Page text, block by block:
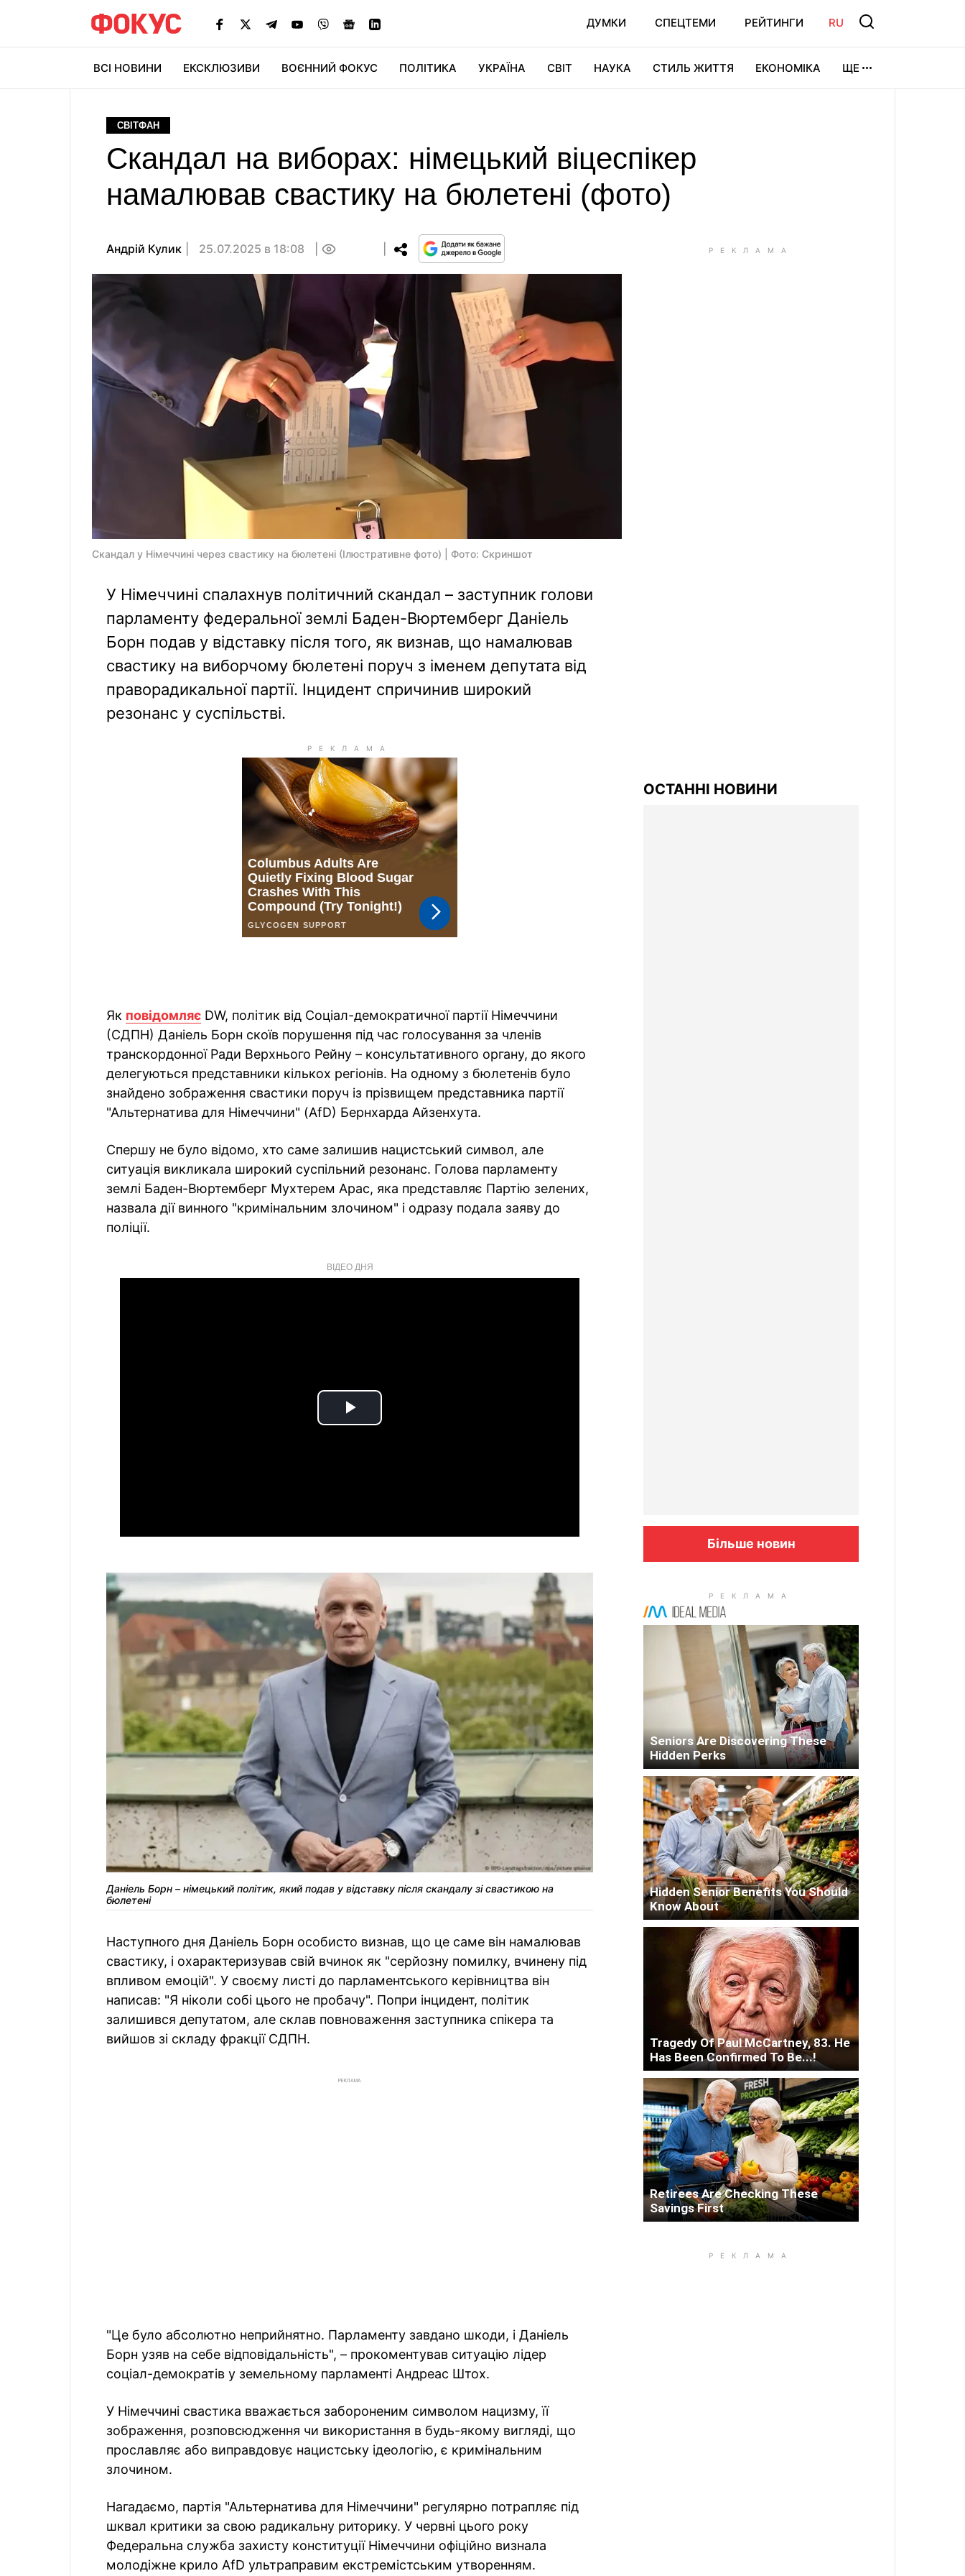
ДУМКИ СПЕЦТЕМИ РЕЙТИНГИ RU
ВСІ НОВИНИ ЕКСКЛЮЗИВИ ВОЄННИЙ ФОКУС ПОЛІТИКА УКРАЇНА СВІТ НАУКА СТИЛЬ ЖИТТЯ ЕКОНОМІКА ЩЕ
СВІТФАН
Скандал на виборах: німецький віцеспікер
намалював свастику на бюлетені (фото)
Андрій Кулик 25.07.2025 в 18:08
Скандал у Німеччині через свастику на бюлетені (Ілюстративне фото) | Фото: Скриншот
У Німеччині спалахнув політичний скандал – заступник голови
парламенту федеральної землі Баден-Вюртемберг Даніель
Борн подав у відставку після того, як визнав, що намалював
свастику на виборчому бюлетені поруч з іменем депутата від
праворадикальної партії. Інцидент спричинив широкий
резонанс у суспільстві.
Як повідомляє DW, політик від Соціал-демократичної партії Німеччини
(СДПН) Даніель Борн скоїв порушення під час голосування за членів
транскордонної Ради Верхнього Рейну – консультативного органу, до якого
делегуються представники кількох регіонів. На одному з бюлетенів було
знайдено зображення свастики поруч із прізвищем представника партії
"Альтернатива для Німеччини" (AfD) Бернхарда Айзенхута.
Спершу не було відомо, хто саме залишив нацистський символ, але
ситуація викликала широкий суспільний резонанс. Голова парламенту
землі Баден-Вюртемберг Мухтерем Арас, яка представляє Партію зелених,
назвала дії винного "кримінальним злочином" і одразу подала заяву до
поліції.
ВІДЕО ДНЯ
Play
Даніель Борн – німецький політик, який подав у відставку після скандалу зі свастикою на
бюлетені
Наступного дня Даніель Борн особисто визнав, що це саме він намалював
свастику, і охарактеризував свій вчинок як "серйозну помилку, вчинену під
впливом емоцій". У своєму листі до парламентського керівництва він
написав: "Я ніколи собі цього не пробачу". Попри інцидент, політик
залишився депутатом, але склав повноваження заступника спікера та
вийшов зі складу фракції СДПН.
РЕКЛАМА
"Це було абсолютно неприйнятно. Парламенту завдано шкоди, і Даніель
Борн узяв на себе відповідальність", – прокоментував ситуацію лідер
соціал-демократів у земельному парламенті Андреас Штох.
У Німеччині свастика вважається забороненим символом нацизму, її
зображення, розповсюдження чи використання в будь-якому вигляді, що
прославляє або виправдовує нацистську ідеологію, є кримінальним
злочином.
Нагадаємо, партія "Альтернатива для Німеччини" регулярно потрапляє під
шквал критики за свою радикальну риторику. У червні цього року
Федеральна служба захисту конституції Німеччини офіційно визнала
молодіжне крило AfD ультраправим екстремістським утворенням.
ОСТАННІ НОВИНИ
Більше новин
Seniors Are Discovering These
Hidden Perks
Hidden Senior Benefits You Should
Know About
Tragedy Of Paul McCartney, 83. He
Has Been Confirmed To Be...!
Retirees Are Checking These
Savings First